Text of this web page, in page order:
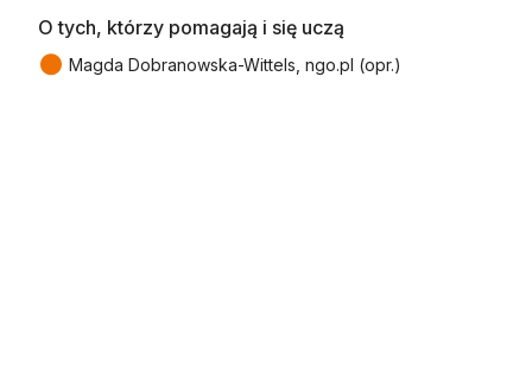
O tych, którzy pomagają i się uczą
● Magda Dobranowska-Wittels, ngo.pl (opr.)